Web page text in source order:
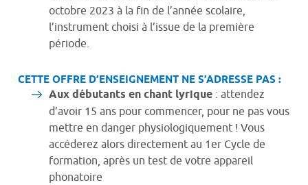
octobre 2023 à la fin de l’année scolaire,
l’instrument choisi à l’issue de la première
période.
CETTE OFFRE D’ENSEIGNEMENT NE S’ADRESSE PAS :
Aux débutants en chant lyrique : attendez
d’avoir 15 ans pour commencer, pour ne pas vous
mettre en danger physiologiquement ! Vous
accéderez alors directement au 1er Cycle de
formation, après un test de votre appareil
phonatoire